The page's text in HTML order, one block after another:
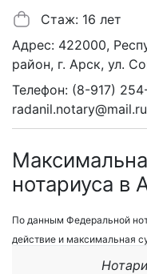
Стаж: 16 лет
Адрес: 422000,
район, г. Арск, ул.
Телефон: (8-917)
нотариуса в
По данным Федеральной
действие и максимальная